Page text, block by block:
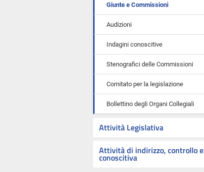
Giunte e Commissioni
Audizioni
Indagini conoscitive
Stenografici delle Commissioni
Comitato per la legislazione
Bollettino degli Organi Collegiali
Attività Legislativa
Attività di indirizzo, controllo e
conoscitiva